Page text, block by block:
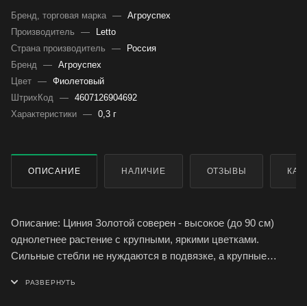
Бренд, торговая марка — Агроуспех
Производитель
—
Letto
Страна производитель
—
Россия
Бренд — Агроуспех
Цвет — Фиолетовый
ШтрихКод — 4607126904692
Характеристики — 0,3 г
ОПИСАНИЕ НАЛИЧИЕ ОТЗЫВЫ
Описание: Циния Золотой соверен - высокое (до 90 см)
однолетнее растение с крупными, яркими цветками.
Сильные стебли не нуждаются в подвязке, а крупные
выглядят очень эффектно. Каждый цветок держится на